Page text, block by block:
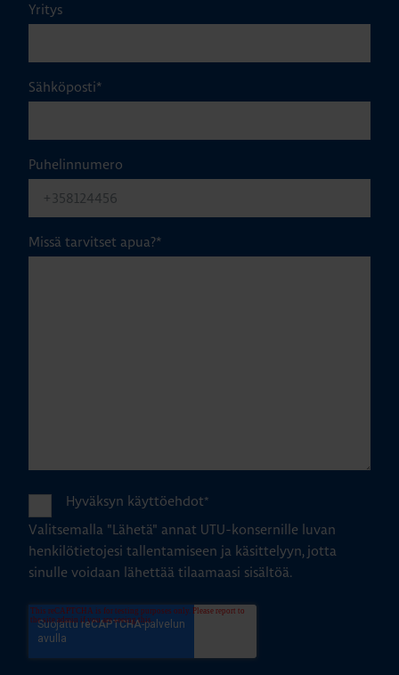
Yritys
Sähköposti*
Puhelinnumero
Missä tarvitset apua?*
Hyväksyn käyttöehdot*
Valitsemalla "Lähetä" annat UTU-konsernille luvan
henkilötietojesi tallentamiseen ja käsittelyyn, jotta
sinulle voidaan lähettää tilaamaasi sisältöä.